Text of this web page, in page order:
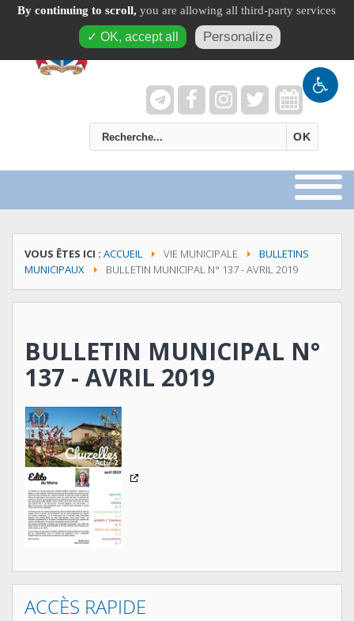
OK
VOUS ÊTES ICI : ACCUEIL VIE MUNICIPALE
BULLETINS
MUNICIPAUX
BULLETIN MUNICIPAL N° 137 - AVRIL 2019
BULLETIN MUNICIPAL N°
137 - AVRIL 2019
ACCÈS RAPIDE
By continuing to scroll, you are allowing all third-party services
✓ OK, accept all Personalize